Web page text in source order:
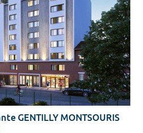
GENTILLY MONTSOURIS